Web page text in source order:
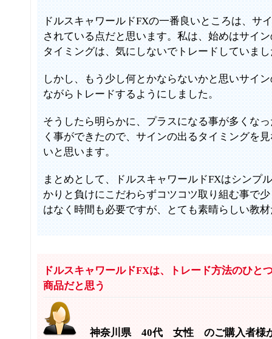
ドルスキャワールドFXの一番良いところは、サ
されている点だと思います。私は、始めはサイ
タイミングは、気にしないでトレードしていま
しかし、もう少し何とかならないかと思いサイ
ながらトレードするようにしました。
そうしたら明らかに、プラスになる事が多くな
く事ができたので、サインの出るタイミングを
いと思います。
まとめとして、ドルスキャワールドFXはシンプ
かりと負けにこだわらずコツコツ取り組む事で
はなく時間も必要ですが、とても素晴らしい教
ドルスキャワールドFXは、トレード方法のひと
商品だと思う
神奈川県 40代 女性 のご購入者様